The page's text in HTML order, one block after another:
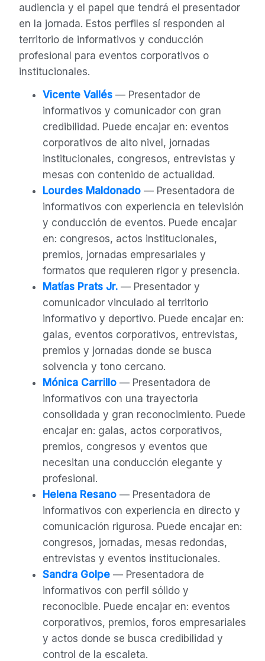
audiencia y el papel que tendrá el presentador
en la jornada. Estos perfiles sí responden al
territorio de informativos y conducción
profesional para eventos corporativos o
institucionales.
Vicente Vallés— Presentador de
informativos y comunicador con gran
credibilidad. Puede encajar en: eventos
corporativos de alto nivel, jornadas
institucionales, congresos, entrevistas y
mesas con contenido de actualidad.
Lourdes Maldonado— Presentadora de
informativos con experiencia en televisión
y conducción de eventos. Puede encajar
en: congresos, actos institucionales,
premios, jornadas empresariales y
formatos que requieren rigor y presencia.
Matías Prats Jr.— Presentador y
comunicador vinculado al territorio
informativo y deportivo. Puede encajar en:
galas, eventos corporativos, entrevistas,
premios y jornadas donde se busca
solvencia y tono cercano.
Mónica Carrillo— Presentadora de
informativos con una trayectoria
consolidada y gran reconocimiento. Puede
encajar en: galas, actos corporativos,
premios, congresos y eventos que
necesitan una conducción elegante y
profesional.
Helena Resano— Presentadora de
informativos con experiencia en directo y
comunicación rigurosa. Puede encajar en:
congresos, jornadas, mesas redondas,
entrevistas y eventos institucionales.
Sandra Golpe— Presentadora de
informativos con perfil sólido y
reconocible. Puede encajar en: eventos
corporativos, premios, foros empresariales
y actos donde se busca credibilidad y
control de la escaleta.